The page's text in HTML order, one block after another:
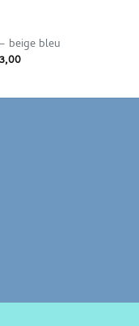
beige bleu
Preisspanne: